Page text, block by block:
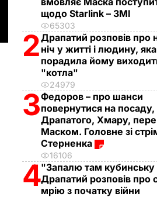
щодо Starlink – ЗМІ
65303
2Драпатий розповів про
ніч у житті і людину, яка
порадила йому
"котла"
24979
3Федоров – про шанси
повернутися на посаду,
Драпатого, Хмару,
Маском. Головне зі
Стерненка
16106
4"Запалю там кубинську
Драпатий розповів про
мрію з початку війни